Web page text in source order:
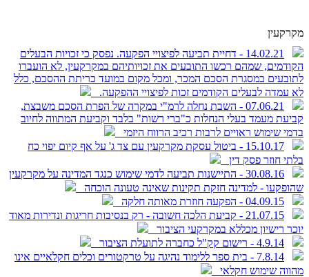
מקרקעין
14.02.21 - דחיית תביעה לפיצויי הפקעה. נפסק כי זכויות הבעלים
הקודמים, שמהם רכשו התובעים את זכויותיהם במקרקעין, לא הועברו
לתובעים במסגרת הסכם המכר, ומכל מקום במועד כריתת ההסכם, כלל
לא עמדה לבעלים הקודמים זכות לפיצויי ההפקעה.
07.06.21 - השבת נחלה לרמ"י במקרה של הפרת הסכם משבצת,
קביעת מעמד בעלי הנחלות כ"ברי רשות" בלבד וקביעת המתווה לחיוב
בדמי שימוש ראויים לרבות רכיב הרווח היזמי
15.10.17 - ביטול עסקת מקרקעין עם צד ג' על אף קיום יפוי כח
בלתי חוזר פסק דין
30.08.16 - התיישנות תביעה לדמי שימוש כנגד המדינה על מקרקעין
שהופקעו - למדינה חזקת תקינות שאינה טעונה הוכחה
04.09.15 - הפקעה חוזרת מאותה חלקה
21.07.15 - קביעת הלכה חשובה - רק בנסיבות חריגות ונדירות מאוד
יוכר רישיון מכללא במקרקעי הציבור
4.9.14 - רישום קק"ל כחברה לתועלת הציבור
7.8.14 - בית ספר ללימוד נהיגה על טרקטורים וכלים חקלאיים אינו
מהווה שימוש חקלאי